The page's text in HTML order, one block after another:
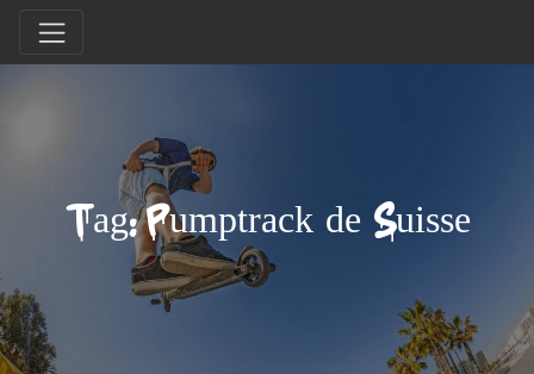
Tag: Pumptrack de Suisse